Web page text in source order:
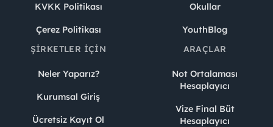
KVKK Politikası
Çerez Politikası
Okullar
YouthBlog
ŞIRKETLER İÇIN
Neler Yaparız?
Kurumsal Giriş
Ücretsiz Kayıt Ol
ARAÇLAR
Not Ortalaması
Hesaplayıcı
Vize Final Büt
Hesaplayıcı